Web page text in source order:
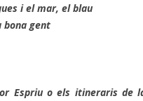
i el mar, el blau
bona gent
Espriu o els itineraris de